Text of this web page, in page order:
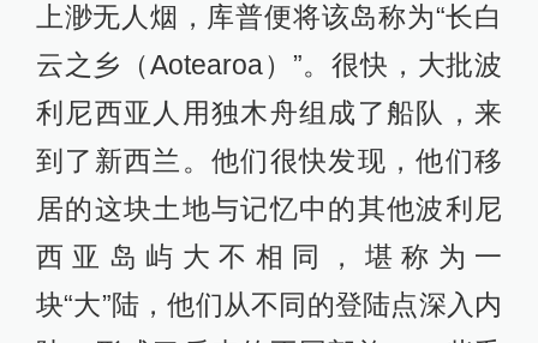
至在欧洲早期移民的描述中，毛利人
普遍比他们高大。